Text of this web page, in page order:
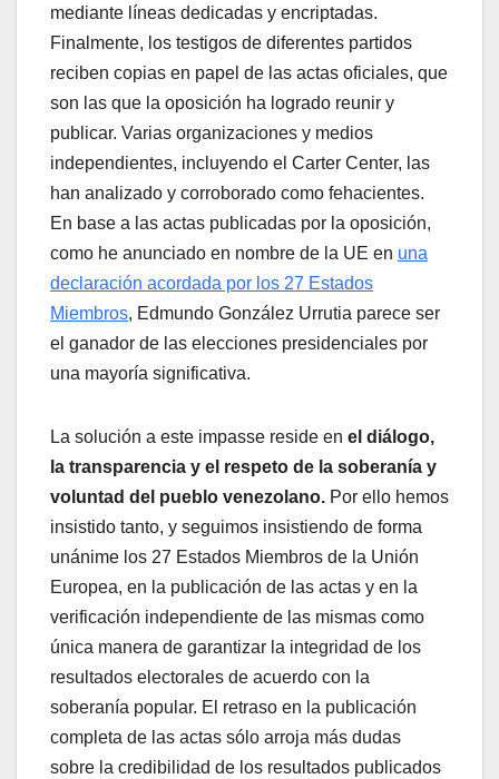
mediante líneas dedicadas y encriptadas.
Finalmente, los testigos de diferentes partidos
reciben copias en papel de las actas oficiales, que
son las que la oposición ha logrado reunir y
publicar. Varias organizaciones y medios
independientes, incluyendo el Carter Center, las
han analizado y corroborado como fehacientes.
En base a las actas publicadas por la oposición,
como he anunciado en nombre de la UE en una
declaración acordada por los 27 Estados
Miembros, Edmundo González Urrutia parece ser
el ganador de las elecciones presidenciales por
una mayoría significativa.
La solución a este impasse reside en el diálogo,
la transparencia y el respeto de la soberanía y
voluntad del pueblo venezolano. Por ello hemos
insistido tanto, y seguimos insistiendo de forma
unánime los 27 Estados Miembros de la Unión
Europea, en la publicación de las actas y en la
verificación independiente de las mismas como
única manera de garantizar la integridad de los
resultados electorales de acuerdo con la
soberanía popular. El retraso en la publicación
completa de las actas sólo arroja más dudas
sobre la credibilidad de los resultados publicados